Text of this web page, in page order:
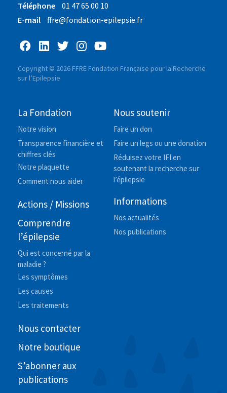
Téléphone
01 47 65 00 10
E-mail
ffre@fondation-epilepsie.fr
Copyright © 2026 FFRE Fondation Française pour la Recherche
sur l’Epilepsie
La Fondation
Notre vision
Transparence financière et
chiffres clés
Notre plaquette
Comment nous aider
Actions / Missions
Comprendre
l’épilepsie
Qui est concerné par la
maladie ?
Les symptômes
Les causes
Les traitements
Nous soutenir
Faire un don
Faire un legs ou une donation
Réduisez votre IFI en
soutenant la recherche sur
l’épilepsie
Informations
Nos actualités
Nos publications
Nous contacter
Notre boutique
S’abonner aux
publications